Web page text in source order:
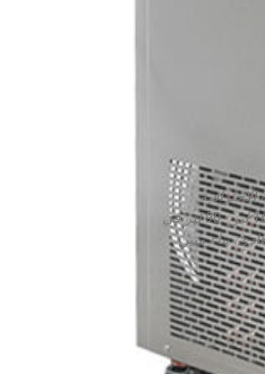
ومعدات صنع الجيلاتو. سعة الإنتاج 16 لتر - 90 لتر في
بناء متين.